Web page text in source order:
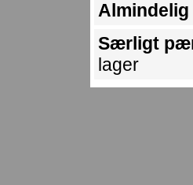
Særligt
lager